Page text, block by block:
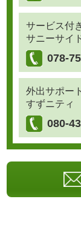
サービス付
サニーサイ
078-
外出サポート
すずニティ
080-